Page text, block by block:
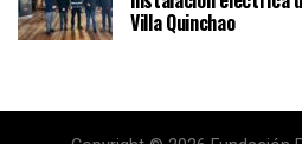
Villa Quinchao